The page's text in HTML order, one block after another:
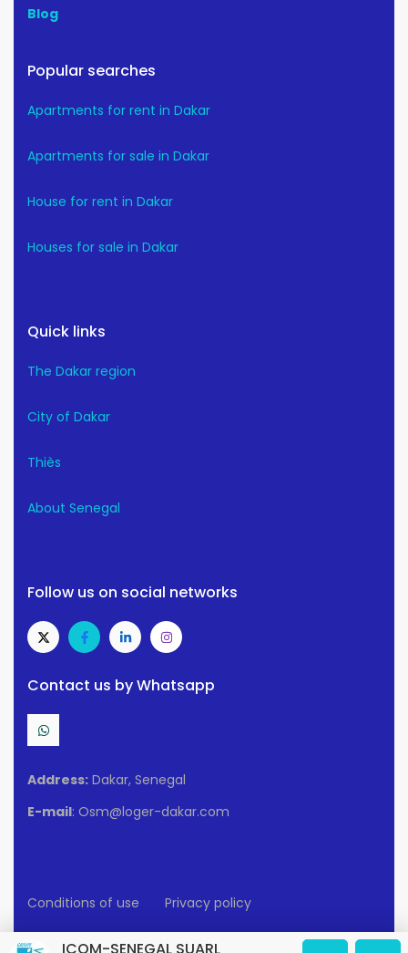
Blog
Popular searches
Apartments for rent in Dakar
Apartments for sale in Dakar
House for rent in Dakar
Houses for sale in Dakar
Quick links
The Dakar region
City of Dakar
Thiès
About Senegal
Follow us on social networks
Contact us by Whatsapp
Address: Dakar, Senegal
E-mail: Osm@loger-dakar.com
Conditions of use Privacy policy
2025 Loger-Dakar. All rights reserved.